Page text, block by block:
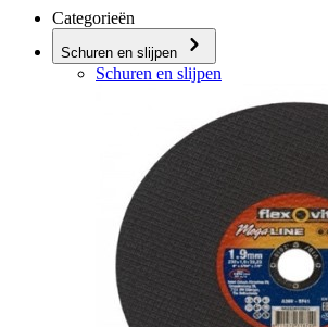
Categorieën
Schuren en slijpen
Schuren en slijpen